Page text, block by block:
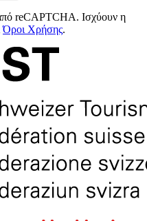
reCAPTCHA. Ισχύουν η
Όροι Χρήσης.